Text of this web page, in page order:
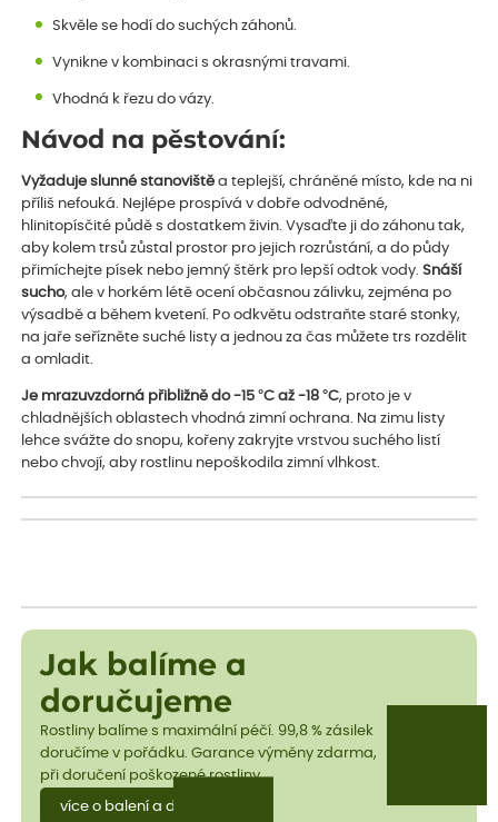
Skvěle se hodí do suchých záhonů.
Vynikne v kombinaci s okrasnými travami.
Vhodná k řezu do vázy.
Návod na pěstování:
Vyžaduje slunné stanoviště a teplejší, chráněné místo, kde na ni
příliš nefouká. Nejlépe prospívá v dobře odvodněné,
hlinitopísčité půdě s dostatkem živin. Vysaďte ji do záhonu tak,
aby kolem trsů zůstal prostor pro jejich rozrůstání, a do půdy
přimíchejte písek nebo jemný štěrk pro lepší odtok vody.Snáší
sucho, ale v horkém létě ocení občasnou zálivku, zejména po
výsadbě a během kvetení. Po odkvětu odstraňte staré stonky,
na jaře seřízněte suché listy a jednou za čas můžete trs rozdělit
a omladit.
Je mrazuvzdorná přibližně do -15 °C až -18 °C, proto je v
chladnějších oblastech vhodná zimní ochrana. Na zimu listy
lehce svážte do snopu, kořeny zakryjte vrstvou suchého listí
nebo chvojí, aby rostlinu nepoškodila zimní vlhkost.
Jak balíme a
doručujeme
Rostliny balíme s maximální péčí. 99,8 % zásilek
doručíme v pořádku. Garance výměny zdarma,
při doručení poškozené rostliny.
více o balení a dopravě